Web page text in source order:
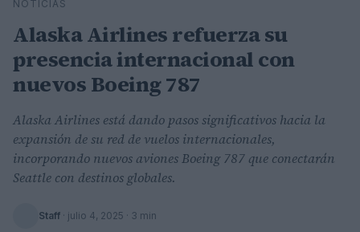
Buscar
NOTICIAS
Alaska Airlines refuerza su
presencia internacional con
nuevos Boeing 787
Alaska Airlines está dando pasos significativos hacia la
expansión de su red de vuelos internacionales,
incorporando nuevos aviones Boeing 787 que conectarán
Seattle con destinos globales.
Staff · julio 4, 2025 · 3 min